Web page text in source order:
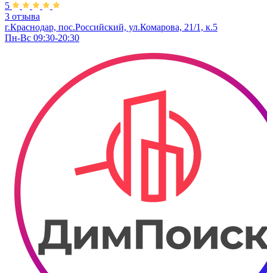
5
3 отзыва
г.Краснодар, пос.Российский, ул.Комарова, 21/1, к.5
Пн-Вс 09:30-20:30